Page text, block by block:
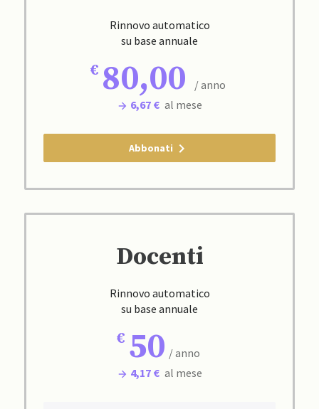
Rinnovo automatico
su base annuale
80,00
/ anno
6,67 € al mese
Abbonati
Docenti
Rinnovo automatico
su base annuale
50 / anno
4,17 € al mese